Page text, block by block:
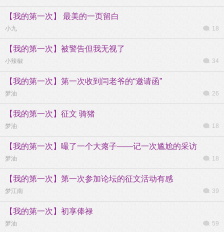
【我的第一次】 最美的一页留白
小九 18
【我的第一次】被警告但我无视了
小辣椒 34
【我的第一次】第一次收到闫老爷的“邀请函”
梦油 26
【我的第一次】征文 骑猪
梦油 18
【我的第一次】嘬了一个大瘪子——记一次尴尬的采访
梦油 18
【我的第一次】第一次参加论坛的征文活动有感
梦江南 39
【我的第一次】初享俸禄
梦油 59